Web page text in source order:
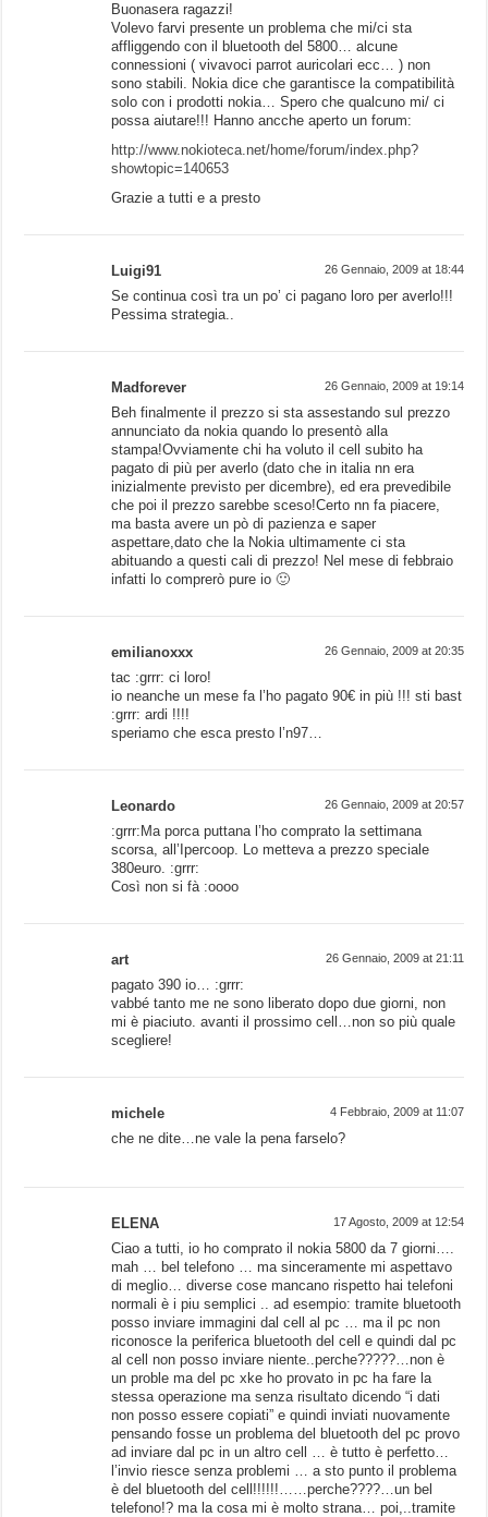
Buonasera ragazzi!
Volevo farvi presente un problema che mi/ci sta
affliggendo con il bluetooth del 5800… alcune
connessioni ( vivavoci parrot auricolari ecc… ) non
sono stabili. Nokia dice che garantisce la compatibilità
solo con i prodotti nokia… Spero che qualcuno mi/ ci
possa aiutare!!! Hanno ancche aperto un forum:
http://www.nokioteca.net/home/forum/index.php?
showtopic=140653
Grazie a tutti e a presto
Luigi91 26 Gennaio, 2009 at 18:44
Se continua così tra un po’ ci pagano loro per averlo!!!
Pessima strategia..
Madforever 26 Gennaio, 2009 at 19:14
Beh finalmente il prezzo si sta assestando sul prezzo
annunciato da nokia quando lo presentò alla
stampa!Ovviamente chi ha voluto il cell subito ha
pagato di più per averlo (dato che in italia nn era
inizialmente previsto per dicembre), ed era prevedibile
che poi il prezzo sarebbe sceso!Certo nn fa piacere,
ma basta avere un pò di pazienza e saper
aspettare,dato che la Nokia ultimamente ci sta
abituando a questi cali di prezzo! Nel mese di febbraio
infatti lo comprerò pure io 🙂
emilianoxxx 26 Gennaio, 2009 at 20:35
tac :grrr: ci loro!
io neanche un mese fa l’ho pagato 90€ in più !!! sti bast
:grrr: ardi !!!!
speriamo che esca presto l’n97…
Leonardo 26 Gennaio, 2009 at 20:57
:grrr:Ma porca puttana l’ho comprato la settimana
scorsa, all’Ipercoop. Lo metteva a prezzo speciale
380euro. :grrr:
Così non si fà :oooo
art 26 Gennaio, 2009 at 21:11
pagato 390 io… :grrr:
vabbé tanto me ne sono liberato dopo due giorni, non
mi è piaciuto. avanti il prossimo cell…non so più quale
scegliere!
michele 4 Febbraio, 2009 at 11:07
che ne dite…ne vale la pena farselo?
ELENA 17 Agosto, 2009 at 12:54
Ciao a tutti, io ho comprato il nokia 5800 da 7 giorni….
mah … bel telefono … ma sinceramente mi aspettavo
di meglio… diverse cose mancano rispetto hai telefoni
normali è i piu semplici .. ad esempio: tramite bluetooth
posso inviare immagini dal cell al pc … ma il pc non
riconosce la periferica bluetooth del cell e quindi dal pc
al cell non posso inviare niente..perche?????…non è
un proble ma del pc xke ho provato in pc ha fare la
stessa operazione ma senza risultato dicendo “i dati
non posso essere copiati” e quindi inviati nuovamente
pensando fosse un problema del bluetooth del pc provo
ad inviare dal pc in un altro cell … è tutto è perfetto…
l’invio riesce senza problemi … a sto punto il problema
è del bluetooth del cell!!!!!!……perche????…un bel
telefono!? ma la cosa mi è molto strana… poi,..tramite